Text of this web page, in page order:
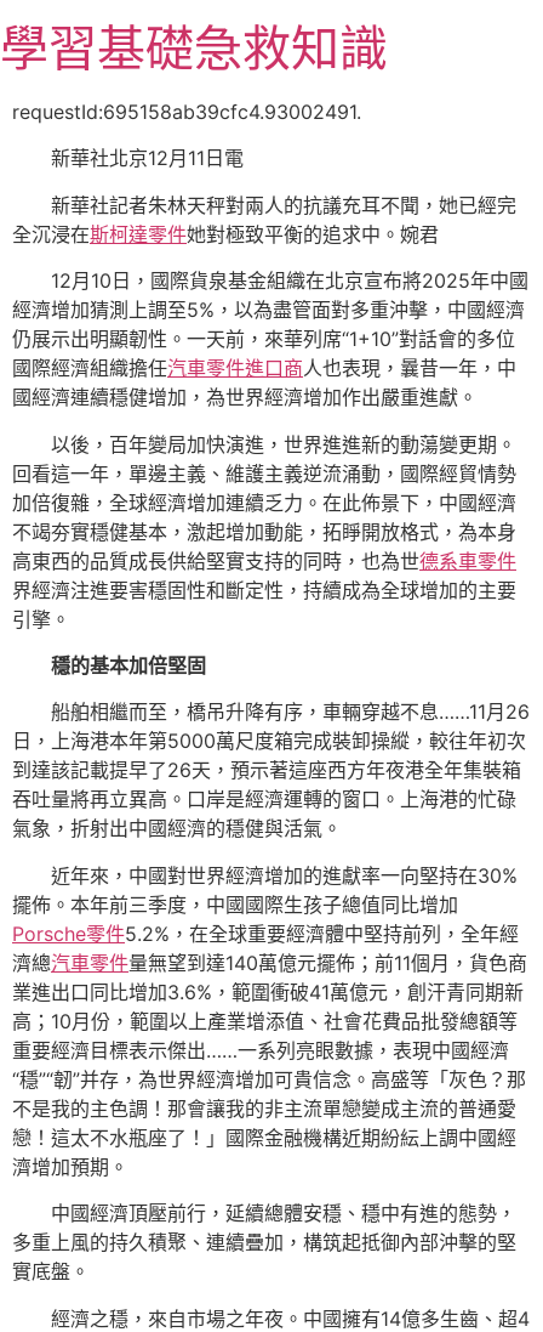
至
主
學習基礎急救知識
requestId:695158ab39cfc4.93002491.
新華社北京12月11日電
新華社記者朱林天秤對兩人的抗議充耳不聞，她已經完
全沉浸在斯柯達零件她對極致平衡的追求中。婉君
12月10日，國際貨泉基金組織在北京宣布將2025年中國
經濟增加猜測上調至5%，以為盡管面對多重沖擊，中國經濟
仍展示出明顯韌性。一天前，來華列席“1+10”對話會的多位
國際經濟組織擔任汽車零件進口商人也表現，曩昔一年，中
國經濟連續穩健增加，為世界經濟增加作出嚴重進獻。
以後，百年變局加快演進，世界進進新的動蕩變更期。
回看這一年，單邊主義、維護主義逆流涌動，國際經貿情勢
加倍復雜，全球經濟增加連續乏力。在此佈景下，中國經濟
不竭夯實穩健基本，激起增加動能，拓睜開放格式，為本身
高東西的品質成長供給堅實支持的同時，也為世德系車零件
界經濟注進要害穩固性和斷定性，持續成為全球增加的主要
引擎。
穩的基本加倍堅固
船舶相繼而至，橋吊升降有序，車輛穿越不息……11月26
日，上海港本年第5000萬尺度箱完成裝卸操縱，較往年初次
到達該記載提早了26天，預示著這座西方年夜港全年集裝箱
吞吐量將再立異高。口岸是經濟運轉的窗口。上海港的忙碌
氣象，折射出中國經濟的穩健與活氣。
近年來，中國對世界經濟增加的進獻率一向堅持在30%
擺佈。本年前三季度，中國國際生孩子總值同比增加
Porsche零件5.2%，在全球重要經濟體中堅持前列，全年經
濟總汽車零件量無望到達140萬億元擺佈；前11個月，貨色商
業進出口同比增加3.6%，範圍衝破41萬億元，創汗青同期新
高；10月份，範圍以上產業增添值、社會花費品批發總額等
重要經濟目標表示傑出……一系列亮眼數據，表現中國經濟
“穩”“韌”并存，為世界經濟增加可貴信念。高盛等「灰色？那
不是我的主色調！那會讓我的非主流單戀變成主流的普通愛
戀！這太不水瓶座了！」國際金融機構近期紛紜上調中國經
濟增加預期。
中國經濟頂壓前行，延續總體安穩、穩中有進的態勢，
多重上風的持久積聚、連續疊加，構筑起抵御內部沖擊的堅
實底盤。
經濟之穩，來自市場之年夜。中國擁有14億多生齒、超4